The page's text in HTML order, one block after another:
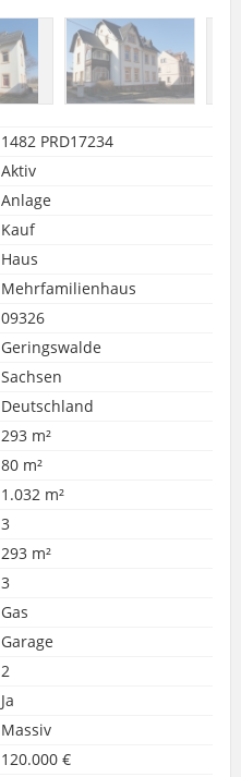
1482 PRD17234
Aktiv
Anlage
Kauf
Haus
Mehrfamilienhaus
09326
Geringswalde
Sachsen
Deutschland
293 m²
80 m²
1.032 m²
3
293 m²
3
Gas
Garage
2
Ja
Massiv
120.000 €